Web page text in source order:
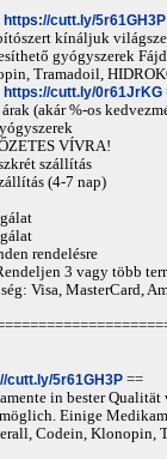
https://cutt.ly/5r61GH3P
kínáljuk
gyógyszerek
Tramadoil,
https://cutt.ly/0r61JrKG
(akár %-os
VÍVRA!
szállítás
(4-7 nap)
rendelésre
3 vagy több
Visa, MasterCard,
cutt.ly/5r61GH3P ==
in bester
Einige
Codein, Klonopin,